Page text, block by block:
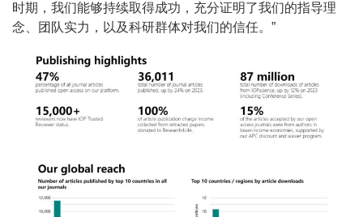
时期，我们能够持续取得成功，充分证明了我们的指导理
念、团队实力，以及科研群体对我们的信任。”